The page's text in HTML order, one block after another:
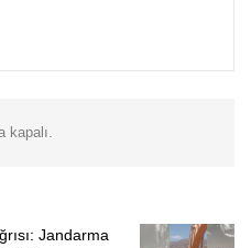
kapalı.
Jandarma